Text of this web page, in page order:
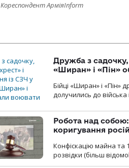
Кореспондент АрміяInform
Дружба з садочку,
«Ширан» і «Пін»
Бійці «Ширан» і «Пін»
долучились до війська
Робота над собою:
коригування
Конфіскацію майна та
розвідки (більш